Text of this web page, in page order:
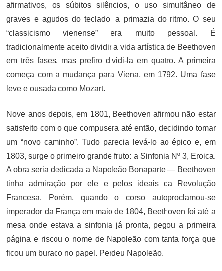
afirmativos, os súbitos silêncios, o uso simultâneo de
graves e agudos do teclado, a primazia do ritmo. O seu
“classicismo vienense” era muito pessoal. É
tradicionalmente aceito dividir a vida artística de Beethoven
em três fases, mas prefiro dividi-la em quatro. A primeira
começa com a mudança para Viena, em 1792. Uma fase
leve e ousada como Mozart.
Nove anos depois, em 1801, Beethoven afirmou não estar
satisfeito com o que compusera até então, decidindo tomar
um “novo caminho”. Tudo parecia levá-lo ao épico e, em
1803, surge o primeiro grande fruto: a Sinfonia Nº 3, Eroica.
A obra seria dedicada a Napoleão Bonaparte — Beethoven
tinha admiração por ele e pelos ideais da Revolução
Francesa. Porém, quando o corso autoproclamou-se
imperador da França em maio de 1804, Beethoven foi até a
mesa onde estava a sinfonia já pronta, pegou a primeira
página e riscou o nome de Napoleão com tanta força que
ficou um buraco no papel. Perdeu Napoleão.